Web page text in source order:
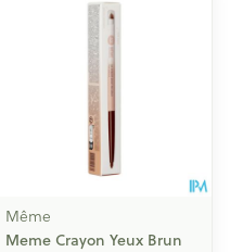
Même
Meme Crayon Yeux Brun